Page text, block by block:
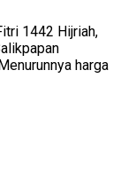
1442 Hijriah,
harga